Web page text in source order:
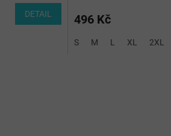
DETAIL 496 Kč
S M L XL 2XL